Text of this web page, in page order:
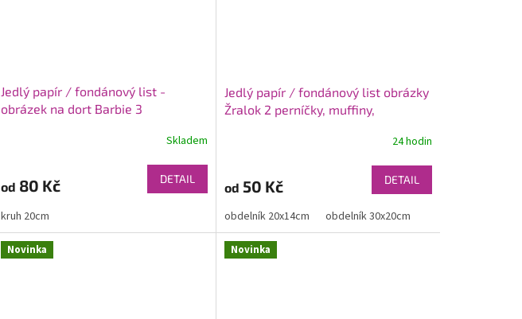
Jedlý papír / fondánový list -
obrázek na dort Barbie 3
Skladem
od 80 Kč DETAIL
kruh 20cm
Jedlý papír / fondánový list obrázky
Žralok 2 perníčky, muffiny,
24 hodin
od 50 Kč DETAIL
obdelník 20x14cm obdelník 30x20cm
Novinka Novinka